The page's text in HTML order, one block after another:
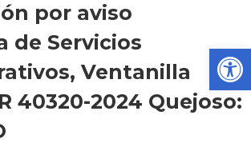
por aviso
de Servicios
Ventanilla
40320-2024 Quejoso: